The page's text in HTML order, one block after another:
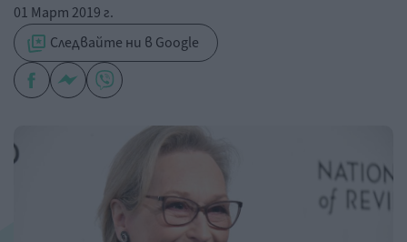
01 Март 2019 г.
Следвайте ни в Google